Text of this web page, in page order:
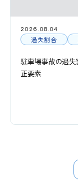
2026.08.04
過失割合
駐車場事故の過
正要素